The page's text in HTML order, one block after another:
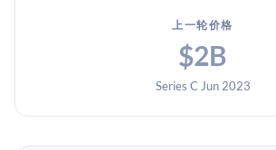
上一轮价格
$2B
Series C Jun 2023